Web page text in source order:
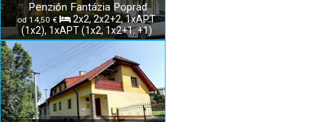
Penzión Fantázia Poprad
od 14,50 €
2x2, 2x2+2, 1xAPT
(1x2), 1xAPT (1x2, 1x2+1, +1)